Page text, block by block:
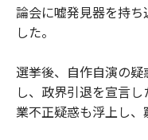
論会に嘘発見器を持
した。
選挙後、自作自演の
し、政界引退を宣言
業不正疑惑も浮上し、